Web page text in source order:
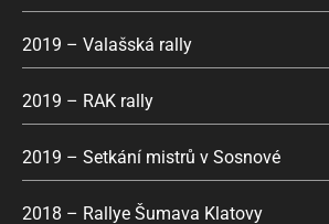
2019 – Valašská rally
2019 – RAK rally
2019 – Setkání mistrů v Sosnové
2018 – Rallye Šumava Klatovy